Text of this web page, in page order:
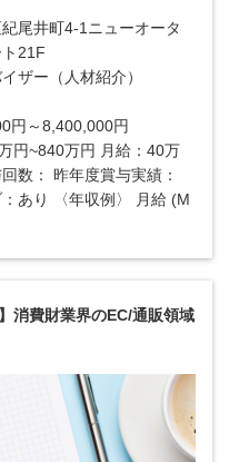
尾井町4-1ニューオータ
21F
ザー（人材紹介）
円～8,400,000円
円~840万円 月給：40万
数： 昨年度賞与実績：
あり 〈年収例〉 月給 (M
消費財業界のEC/通販領域